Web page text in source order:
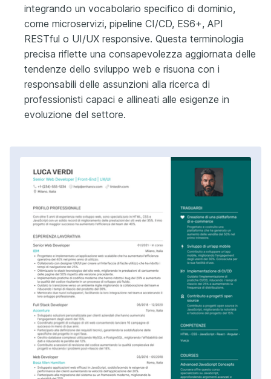
integrando un vocabolario specifico di dominio,
come microservizi, pipeline CI/CD, ES6+, API
RESTful o UI/UX responsive. Questa terminologia
precisa riflette una consapevolezza aggiornata delle
tendenze dello sviluppo web e risuona con i
responsabili delle assunzioni alla ricerca di
professionisti capaci e allineati alle esigenze in
evoluzione del settore.